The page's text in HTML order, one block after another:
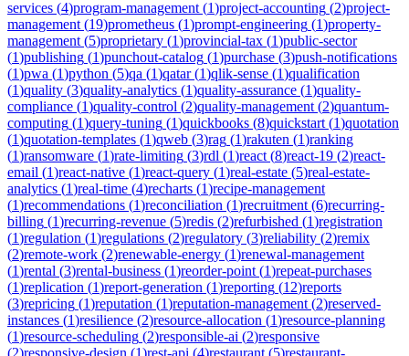
services (4)program-management (1)project-accounting (2)project-
management (19)prometheus (1)prompt-engineering (1)property-
management (5)proprietary (1)provincial-tax (1)public-sector
(1)publishing (1)punchout-catalog (1)purchase (3)push-notifications
(1)pwa (1)python (5)qa (1)qatar(1)qlik-sense (1)qualification
(1)quality (3)quality-analytics (1)quality-assurance (1)quality-
compliance (1)quality-control (2)quality-management (2)quantum-
computing (1)query-tuning (1)quickbooks (8)quickstart (1)quotation
(1)quotation-templates (1)qweb (3)rag (1)rakuten (1)ranking
(1)ransomware (1)rate-limiting (3)rdl (1)react (8)react-19 (2)react-
email (1)react-native (1)react-query (1)real-estate (5)real-estate-
analytics (1)real-time (4)recharts (1)recipe-management
(1)recommendations (1)reconciliation (1)recruitment (6)recurring-
billing (1)recurring-revenue (5)redis (2)refurbished (1)registration
(1)regulation (1)regulations (2)regulatory (3)reliability (2)remix
(2)remote-work (2)renewable-energy (1)renewal-management
(1)rental (3)rental-business (1)reorder-point (1)repeat-purchases
(1)replication (1)report-generation (1)reporting (12)reports
(3)repricing (1)reputation (1)reputation-management (2)reserved-
instances (1)resilience (2)resource-allocation (1)resource-planning
(1)resource-scheduling (2)responsible-ai (2)responsive
(2)responsive-design (1)rest-api (4)restaurant (5)restaurant-